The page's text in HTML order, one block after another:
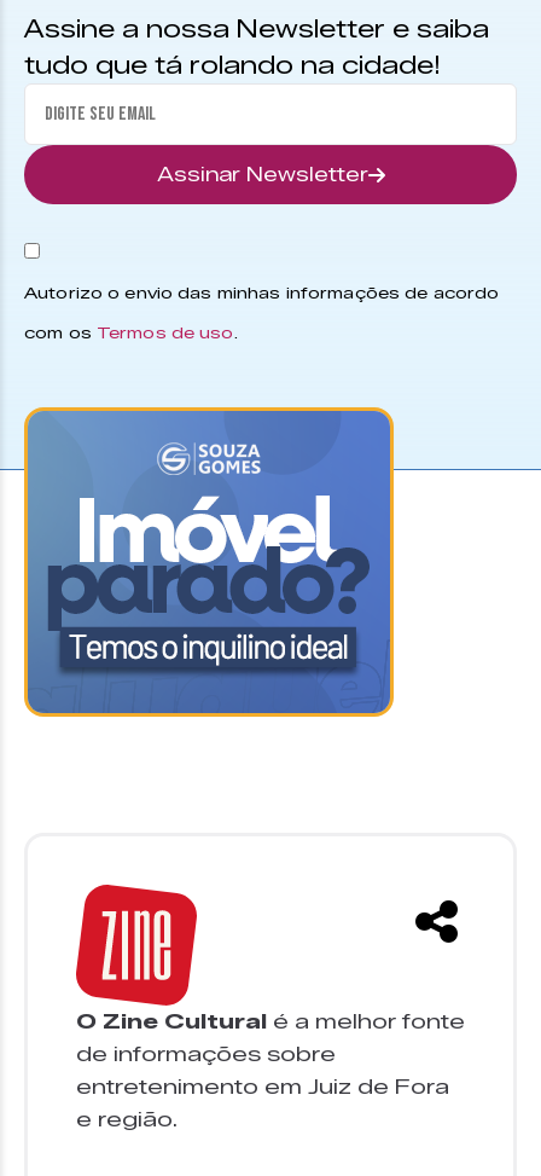
Assine a nossa Newsletter e saiba
tudo que tá rolando na cidade!
Assinar Newsletter
Autorizo o envio das minhas informações de acordo
com os Termos de uso.
O Zine Cultural é a melhor fonte
de informações sobre
entretenimento em Juiz de Fora
e região.